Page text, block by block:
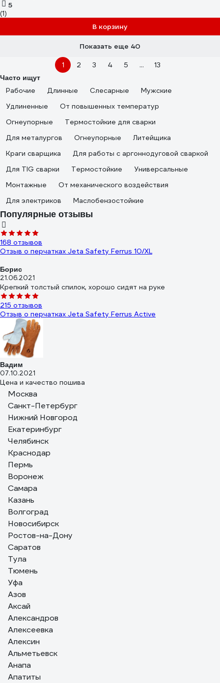
5
(1)
В корзину
Показать еще 40
1 2 3 4 5 ... 13
Часто ищут
Рабочие Длинные Слесарные
Мужские
Удлиненные
От повышенных температур
Огнеупорные
Термостойкие для сварки
Для металургов
Огнеупорные
Литейщика
Краги сварщика
Для работы с аргоннодуговой сваркой
Для TIG сварки
Термостойкие
Универсальные
Монтажные
От механического воздействия
Для электриков
Маслобензостойкие
Популярные отзывы
168 отзывов
Отзыв о перчатках Jeta Safety Ferrus 10/XL
Борис
21.06.2021
Крепкий толстый спилок, хорошо сидят на руке
215 отзывов
Отзыв о перчатках Jeta Safety Ferrus Active
Вадим
07.10.2021
Цена и качество пошива
Отзыв о перчатках Jeta Safety Ferrus Max 10/XL
Евгений В.
26.07.2021
Качественный спилок и крепкие швы, без запаха, мягкие
Москва
Санкт-Петербург
Нижний Новгород
Екатеринбург
Челябинск
Краснодар
Пермь
Воронеж
Самара
Казань
Волгоград
Новосибирск
Ростов-на-Дону
Саратов
Тула
Тюмень
Уфа
Азов
Аксай
Александров
Алексеевка
Алексин
Альметьевск
Анапа
Апатиты